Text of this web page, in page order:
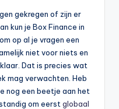
gekregen of zijn er
kun je Box Finance in
op al je vragen een
niet voor niets en
Dat is precies wat
mag verwachten. Heb
nog een beetje aan het
om eerst globaal